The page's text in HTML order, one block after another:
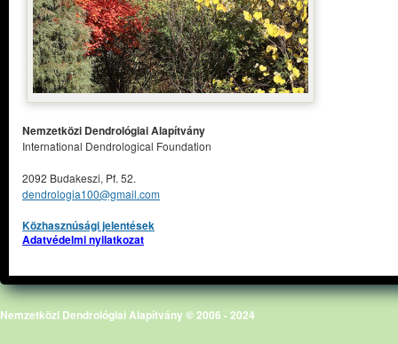
Nemzetközi Dendrológiai Alapítvány
International Dendrological Foundation
2092 Budakeszi, Pf. 52.
dendrologia100@gmail.com
Közhasznúsági jelentések
Adatvédelmi nyilatkozat
Nemzetközi Dendrológiai Alapítvány © 2006 - 2024